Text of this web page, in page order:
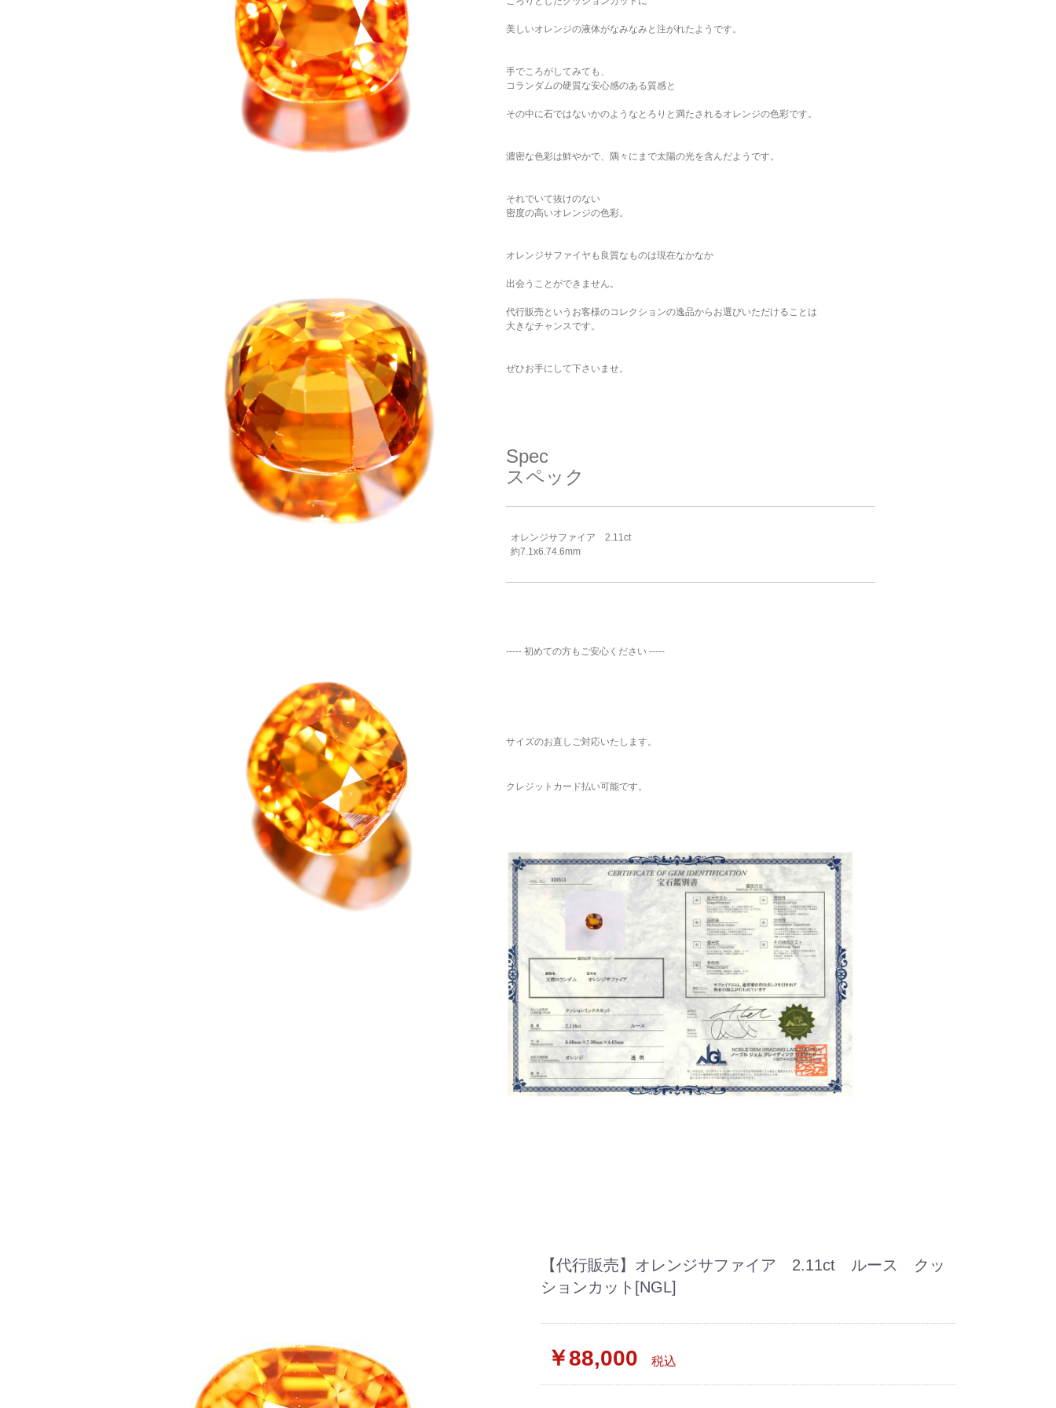
美しいオレンジの液体がなみなみと注がれたようです。
手でころがしてみても、
コランダムの硬質な安心感のある質感と
その中に石ではないかのようなとろりと満たされるオレンジの色彩です。
濃密な色彩は鮮やかで、隅々にまで太陽の光を含んだようです。
それでいて抜けのない
密度の高いオレンジの色彩。
オレンジサファイヤも良質なものは現在なかなか
出会うことができません。
代行販売というお客様のコレクションの逸品からお選びいただけることは
大きなチャンスです。
ぜひお手にして下さいませ。
Spec
スペック
オレンジサファイア 2.11ct
約7.1x6.74.6mm
----- 初めての方もご安心ください -----
サイズのお直しご対応いたします。
クレジットカード払い可能です。
【代行販売】オレンジサファイア 2.11ct ルース クッ
ションカット[NGL]
￥88,000 税込
ご注文手続き カートを見る お買い物を続ける